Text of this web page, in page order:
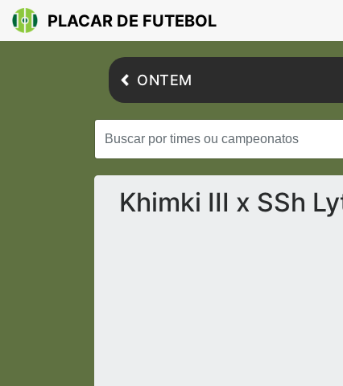
PLACAR DE FUTEBOL
ONTEM
Khimki III x SSh